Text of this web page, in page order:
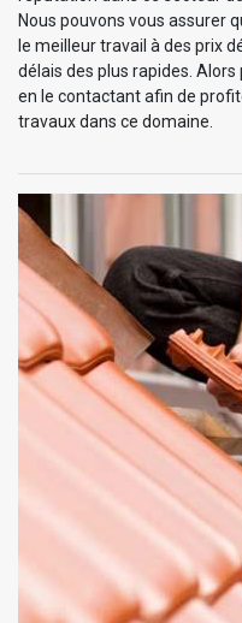
Nous pouvons vous assurer
le meilleur travail à des prix
délais des plus rapides.
en le contactant afin de
travaux dans ce domaine.